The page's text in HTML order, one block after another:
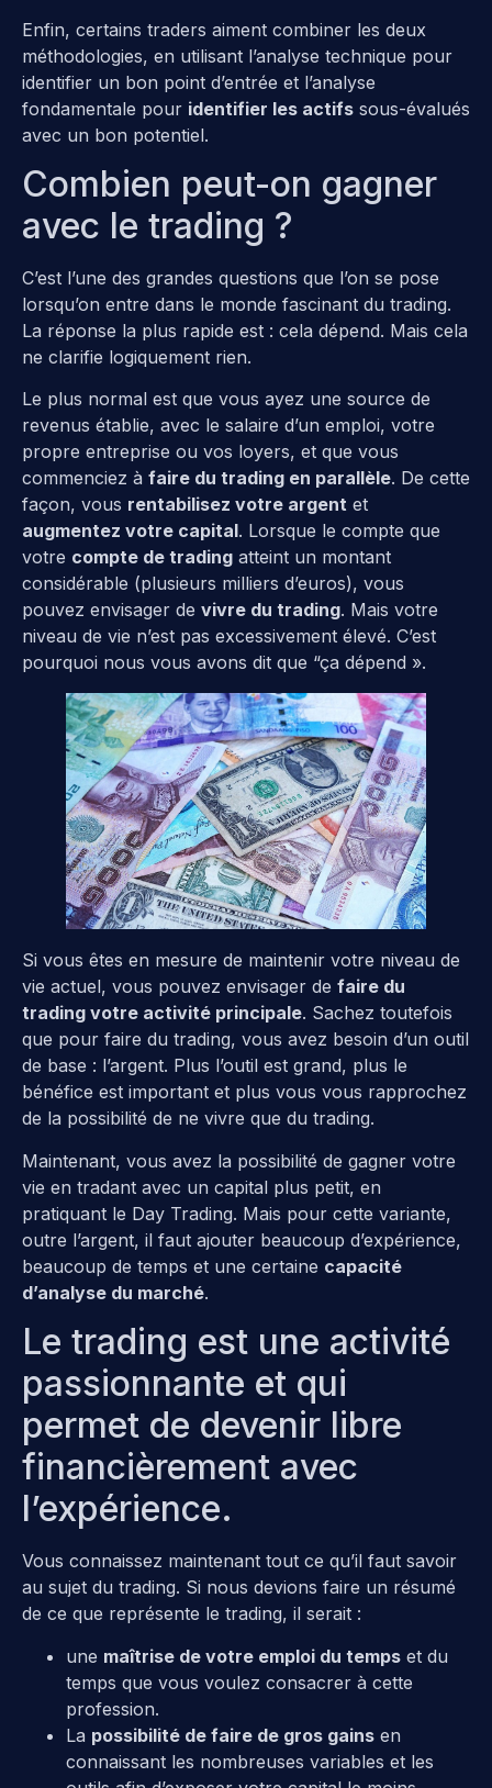
Enfin, certains traders aiment combiner les deux
méthodologies, en utilisant l’analyse technique pour
identifier un bon point d’entrée et l’analyse
fondamentale pour identifier les actifs sous-évalués
avec un bon potentiel.
Combien peut-on gagner
avec le trading ?
C’est l’une des grandes questions que l’on se pose
lorsqu’on entre dans le monde fascinant du trading.
La réponse la plus rapide est : cela dépend. Mais cela
ne clarifie logiquement rien.
Le plus normal est que vous ayez une source de
revenus établie, avec le salaire d’un emploi, votre
propre entreprise ou vos loyers, et que vous
commenciez à faire du trading en parallèle. De cette
façon, vous rentabilisez votre argent et
augmentez votre capital. Lorsque le compte que
votre compte de trading atteint un montant
considérable (plusieurs milliers d’euros), vous
pouvez envisager de vivre du trading. Mais votre
niveau de vie n’est pas excessivement élevé. C’est
pourquoi nous vous avons dit que “ça dépend ».
Si vous êtes en mesure de maintenir votre niveau de
vie actuel, vous pouvez envisager de faire du
trading votre activité principale. Sachez toutefois
que pour faire du trading, vous avez besoin d’un outil
de base : l’argent. Plus l’outil est grand, plus le
bénéfice est important et plus vous vous rapprochez
de la possibilité de ne vivre que du trading.
Maintenant, vous avez la possibilité de gagner votre
vie en tradant avec un capital plus petit, en
pratiquant le Day Trading. Mais pour cette variante,
outre l’argent, il faut ajouter beaucoup d’expérience,
beaucoup de temps et une certaine capacité
d’analyse du marché.
Le trading est une activité
passionnante et qui
permet de devenir libre
financièrement avec
l’expérience.
Vous connaissez maintenant tout ce qu’il faut savoir
au sujet du trading. Si nous devions faire un résumé
de ce que représente le trading, il serait :
une maîtrise de votre emploi du temps et du
temps que vous voulez consacrer à cette
profession.
La possibilité de faire de gros gains en
connaissant les nombreuses variables et les